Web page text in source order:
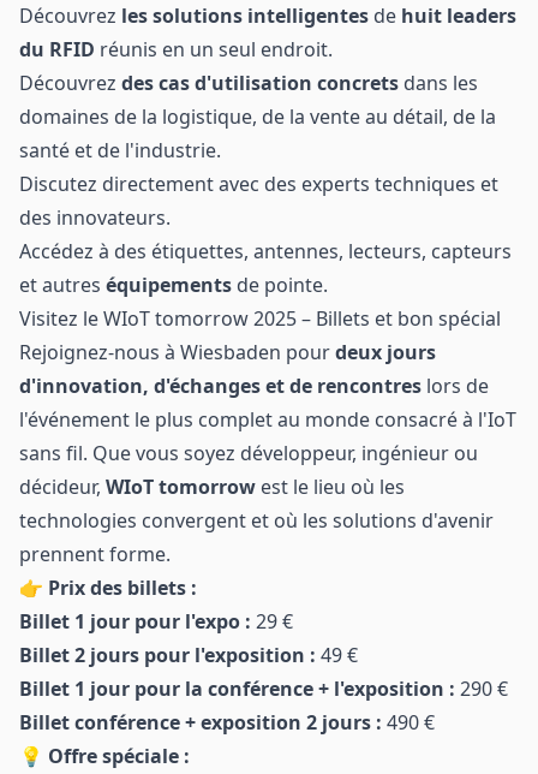
Découvrez les solutions intelligentes de huit leaders
du RFID réunis en un seul endroit.
Découvrez des cas d'utilisation concrets dans les
domaines de la logistique, de la vente au détail, de la
santé et de l'industrie.
Discutez directement avec des experts techniques et
des innovateurs.
Accédez à des étiquettes, antennes, lecteurs, capteurs
et autres équipements de pointe.
Visitez le WIoT tomorrow 2025 – Billets et bon spécial
Rejoignez-nous à Wiesbaden pourdeux jours
d'innovation, d'échanges et de rencontres lors de
l'événement le plus complet au monde consacré à l'IoT
sans fil. Que vous soyez développeur, ingénieur ou
décideur, WIoT tomorrow est le lieu où les
technologies convergent et où les solutions d'avenir
prennent forme.
👉 Prix des billets :
Billet 1 jour pour l'expo : 29 €
Billet 2 jours pour l'exposition : 49 €
Billet 1 jour pour la conférence + l'exposition : 290 €
Billet conférence + exposition 2 jours : 490 €
💡 Offre spéciale :